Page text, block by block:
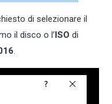
di selezionare il
il disco o l’ISO di